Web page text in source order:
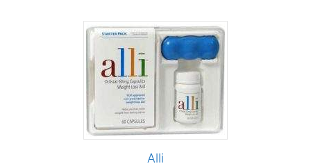
Alli